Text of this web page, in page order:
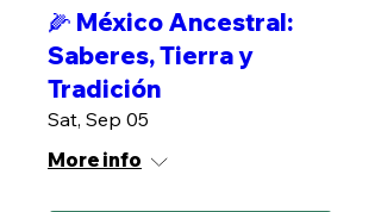
🌽 México Ancestral:
Saberes, Tierra y
Tradición
Sat, Sep 05
More info